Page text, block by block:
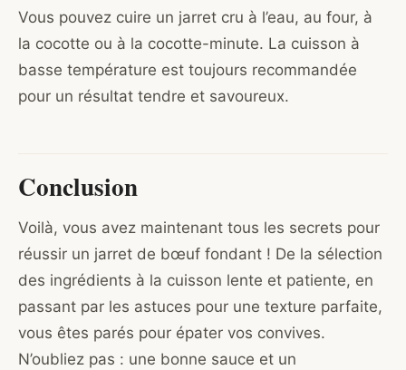
Vous pouvez cuire un jarret cru à l’eau, au four, à
la cocotte ou à la cocotte-minute. La cuisson à
basse température est toujours recommandée
pour un résultat tendre et savoureux.
Conclusion
Voilà, vous avez maintenant tous les secrets pour
réussir un jarret de bœuf fondant ! De la sélection
des ingrédients à la cuisson lente et patiente, en
passant par les astuces pour une texture parfaite,
vous êtes parés pour épater vos convives.
N’oubliez pas : une bonne sauce et un